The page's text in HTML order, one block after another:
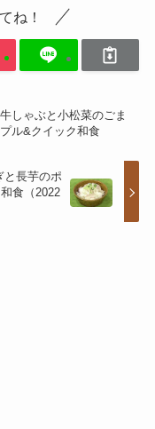
ね！
しゃぶと小松菜のごま
ル&クイック和食
と長芋のポ
食（2022